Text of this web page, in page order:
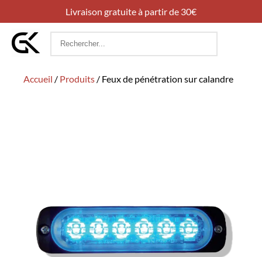
Livraison gratuite à partir de 30€
Rechercher
Accueil / Produits / Feux de pénétration sur calandre